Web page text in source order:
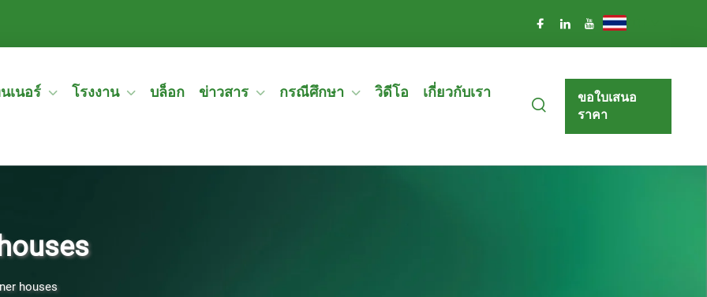
เนอร์ โรงงาน บล็อก ข่าวสาร กรณีศึกษา วิดีโอ
เกี่ยวกับเรา
ขอใบเสนอ
ราคา
houses